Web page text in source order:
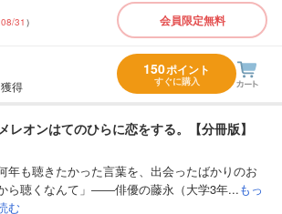
08/31 ） 会員限定無料
得
150ポイント
すぐに購入
レオンはてのひらに恋をする。【分冊版】
年も聴きたかった言葉を、出会ったばかりのお
ら聴くなんて」――俳優の藤永（大学3年...もっ
む